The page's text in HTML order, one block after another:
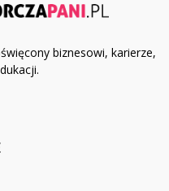
biznesowi, karierze,